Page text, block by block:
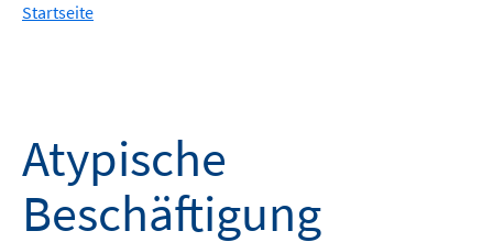
Startseite
Atypische
Beschäftigung